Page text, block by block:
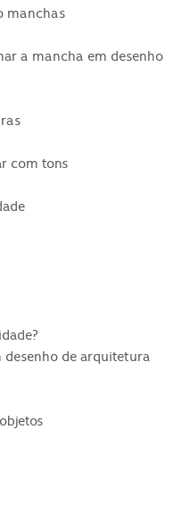
manchas
a mancha em desenho
com tons
de arquitetura